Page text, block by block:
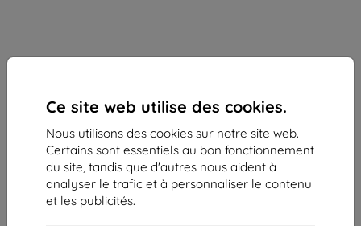
Ce site web utilise des cookies.
Nous utilisons des cookies sur notre site web.
Certains sont essentiels au bon fonctionnement
du site, tandis que d'autres nous aident à
analyser le trafic et à personnaliser le contenu
et les publicités.
Samsung EP-DG970BBE câble de données USB-C
1,5m noir
Adapté pour: Uni